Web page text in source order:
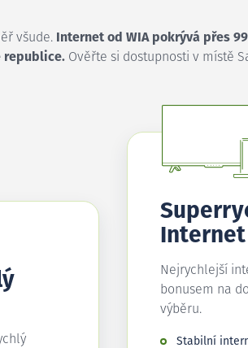
všude.
Internet od WIA pokrývá přes
republice.Ověřte si dostupnosti v místě
Internet
Nejrychlejší
bonusem na
výběru.
Stabilní